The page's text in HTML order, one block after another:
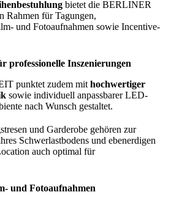
bietet die BERLINER
Rahmen für Tagungen,
und Fotoaufnahmen sowie Incentive-
professionelle Inszenierungen
punktet zudem mit hochwertiger
sowie individuell anpassbarer LED-
nach Wunsch gestaltet.
und Garderobe gehören zur
Schwerlastbodens und ebenerdigen
auch optimal für
und Fotoaufnahmen